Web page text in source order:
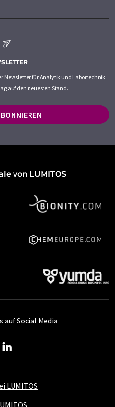
Newsletter für Analytik und Labortechnik
auf den neuesten Stand.
von LUMITOS
LUMITOS
auf Social Media